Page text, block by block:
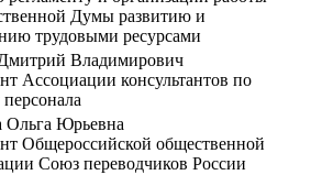
Думы развитию и
трудовыми ресурсами
Владимирович
Ассоциации консультантов по
Ольга Юрьевна
Общероссийской общественной
Союз переводчиков России